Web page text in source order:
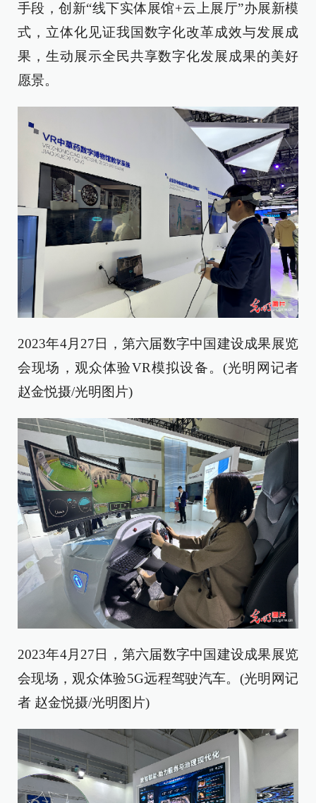
手段，创新“线下实体展馆+云上展厅”办展新模
式，立体化见证我国数字化改革成效与发展成
果，生动展示全民共享数字化发展成果的美好
愿景。
2023年4月27日，第六届数字中国建设成果展览
会现场，观众体验VR模拟设备。(光明网记者
赵金悦摄/光明图片)
2023年4月27日，第六届数字中国建设成果展览
会现场，观众体验5G远程驾驶汽车。(光明网记
者 赵金悦摄/光明图片)